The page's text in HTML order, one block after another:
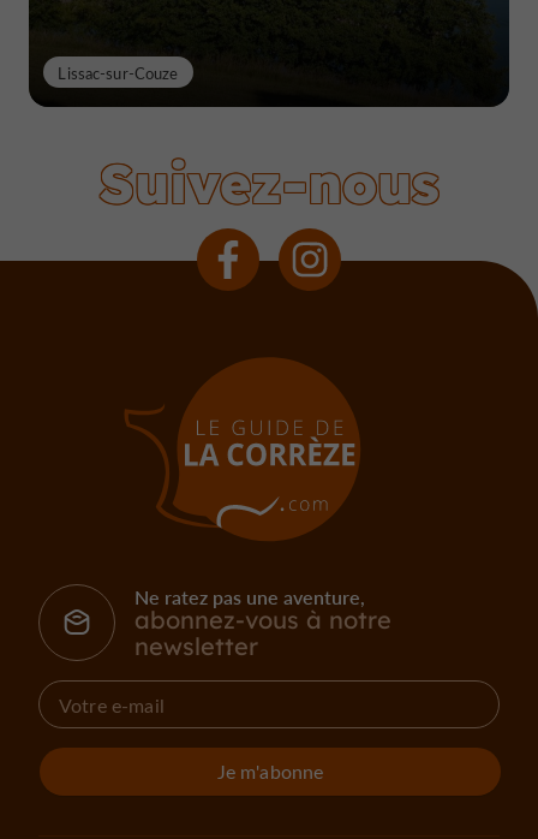
Lissac-sur-Couze
Suivez-nous
Ne ratez pas une aventure,
abonnez-vous à notre
newsletter
Je m'abonne